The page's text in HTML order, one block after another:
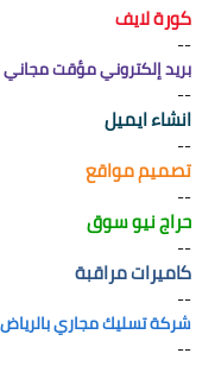
كورة لايف
--
بريد إلكتروني مؤقت مجاني
--
انشاء ايميل
--
تصميم مواقع
--
حراج نيو سوق
--
كاميرات مراقبة
--
شركة تسليك مجاري بالرياض
--